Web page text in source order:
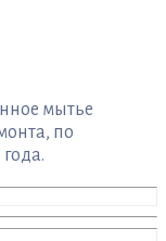
мытье
по